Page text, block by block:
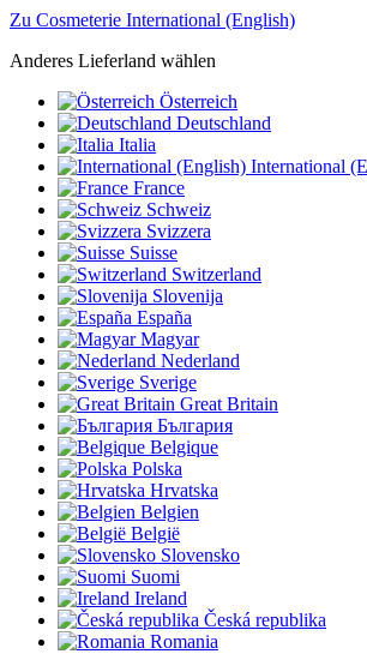
Zu Cosmeterie International (English)
Anderes Lieferland wählen
Österreich
Deutschland
Italia
International
France
Schweiz
Svizzera
Suisse
Switzerland
Slovenija
España
Magyar
Nederland
Sverige
Great Britain
България
Belgique
Polska
Hrvatska
Belgien
België
Slovensko
Suomi
Ireland
Česká republika
Romania